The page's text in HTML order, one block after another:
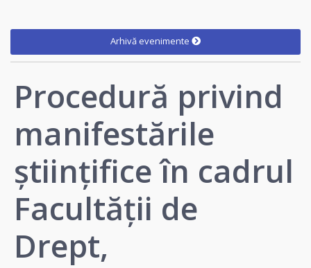
Arhivă evenimente
Procedură privind
manifestările
științifice în cadrul
Facultății de
Drept,